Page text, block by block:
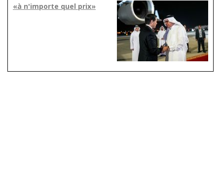
«à n'importe quel prix»